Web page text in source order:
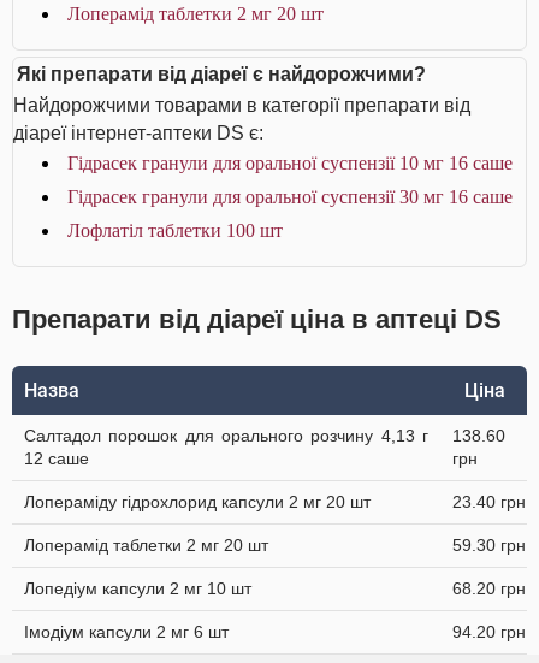
Лоперамід таблетки 2 мг 20 шт
Які препарати від діареї є найдорожчими?
Найдорожчими товарами в категорії препарати від
діареї інтернет-аптеки DS є:
Гідрасек гранули для оральної суспензії 10 мг 16 саше
Гідрасек гранули для оральної суспензії 30 мг 16 саше
Лофлатіл таблетки 100 шт
Препарати від діареї ціна в аптеці DS
Назва Ціна
Салтадол порошок для орального розчину 4,13 г
12 саше
138.60
грн
Лопераміду гідрохлорид капсули 2 мг 20 шт 23.40 грн
Лоперамід таблетки 2 мг 20 шт 59.30 грн
Лопедіум капсули 2 мг 10 шт 68.20 грн
Імодіум капсули 2 мг 6 шт 94.20 грн